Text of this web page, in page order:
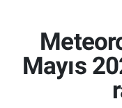
Mayıs
Yaşam
Kültür & Sanat
Süper Lig
Tüm Manşetler